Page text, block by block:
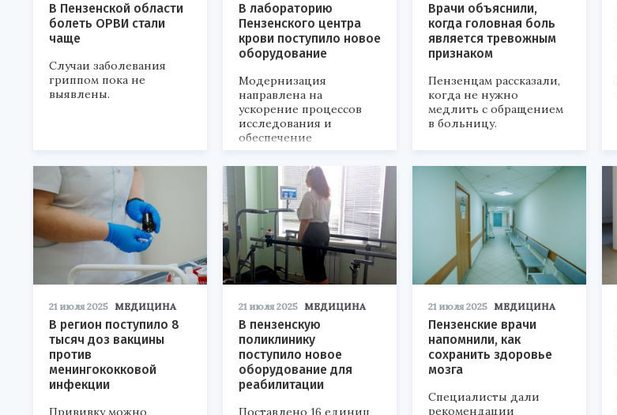
В Пензенской области
болеть ОРВИ стали
чаще
Случаи заболевания
гриппом пока не
выявлены.
В лабораторию
Пензенского центра
крови поступило новое
оборудование
Модернизация
направлена на
ускорение процессов
исследования и
обеспечение
безопасности.
Врачи объяснили,
когда головная боль
является тревожным
признаком
Пензенцам рассказали,
когда не нужно
медлить с обращением
в больницу.
21 июля 2025 МЕДИЦИНА
В регион поступило 8
тысяч доз вакцины
против
менингококковой
инфекции
Прививку можно
21 июля 2025 МЕДИЦИНА
В пензенскую
поликлинику
поступило новое
оборудование для
реабилитации
Поставлено 16 единиц
21 июля 2025 МЕДИЦИНА
Пензенские врачи
напомнили, как
сохранить здоровье
мозга
Специалисты дали
рекомендации